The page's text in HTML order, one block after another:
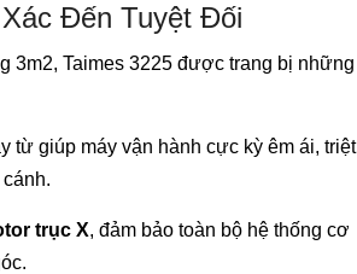
Đến Tuyệt Đối
3m2, Taimes 3225 được trang bị những
từ giúp máy vận hành cực kỳ êm ái, triệt
trục X, đảm bảo toàn bộ hệ thống cơ